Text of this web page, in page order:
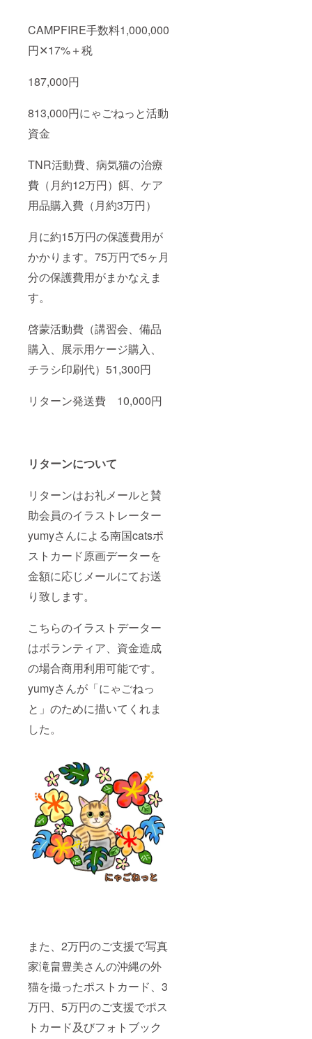
CAMPFIRE手数料1,000,000
円✕17%＋税
187,000円
813,000円にゃごねっと活動
資金
TNR活動費、病気猫の治療
費（月約12万円）餌、ケア
用品購入費（月約3万円）
月に約15万円の保護費用が
かかります。75万円で5ヶ月
分の保護費用がまかなえま
す。
啓蒙活動費（講習会、備品
購入、展示用ケージ購入、
チラシ印刷代）51,300円
リターン発送費 10,000円
リターンについて
リターンはお礼メールと賛
助会員のイラストレーター
yumyさんによる南国catsポ
ストカード原画データーを
金額に応じメールにてお送
り致します。
こちらのイラストデーター
はボランティア、資金造成
の場合商用利用可能です。
yumyさんが「にゃごねっ
と」のために描いてくれま
した。
また、2万円のご支援で写真
家滝畠豊美さんの沖縄の外
猫を撮ったポストカード、3
万円、5万円のご支援でポス
トカード及びフォトブック